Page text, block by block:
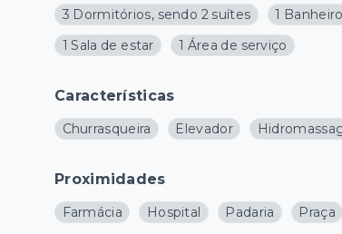
3 Dormitórios, sendo 2 suítes 1 Banheiro
1 Sala de estar
1 Área de serviço
Características
Churrasqueira Elevador
Proximidades
Farmácia Hospital Padaria Praça